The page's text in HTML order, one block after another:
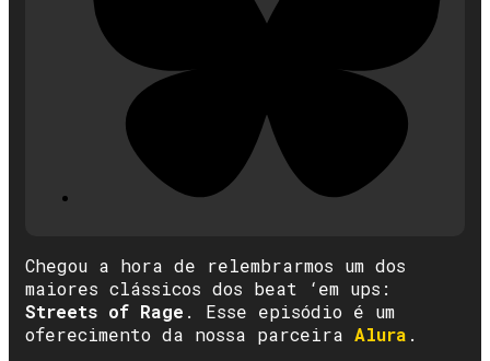
Chegou a hora de relembrarmos um dos
maiores clássicos dos beat ‘em ups:
Streets of Rage . Esse episódio é um
oferecimento da nossa parceira Alura .